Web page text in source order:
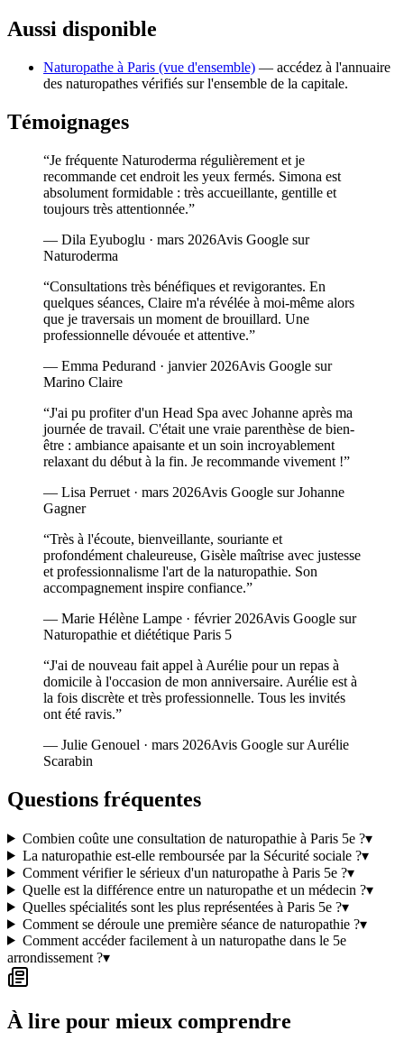
Aussi disponible
Naturopathe à Paris (vue d'ensemble) — accédez à l'annuaire
des naturopathes vérifiés sur l'ensemble de la capitale.
Témoignages
“Je fréquente Naturoderma régulièrement et je
recommande cet endroit les yeux fermés. Simona est
absolument formidable : très accueillante, gentille et
toujours très attentionnée.”
— Dila Eyuboglu · mars 2026Avis Google sur
Naturoderma
“Consultations très bénéfiques et revigorantes. En
quelques séances, Claire m'a révélée à moi-même alors
que je traversais un moment de brouillard. Une
professionnelle dévouée et attentive.”
— Emma Pedurand · janvier 2026Avis Google sur
Marino Claire
“J'ai pu profiter d'un Head Spa avec Johanne après ma
journée de travail. C'était une vraie parenthèse de bien-
être : ambiance apaisante et un soin incroyablement
relaxant du début à la fin. Je recommande vivement !”
— Lisa Perruet · mars 2026Avis Google sur Johanne
Gagner
“Très à l'écoute, bienveillante, souriante et
profondément chaleureuse, Gisèle maîtrise avec justesse
et professionnalisme l'art de la naturopathie. Son
accompagnement inspire confiance.”
— Marie Hélène Lampe · février 2026Avis Google sur
Naturopathie et diététique Paris 5
“J'ai de nouveau fait appel à Aurélie pour un repas à
domicile à l'occasion de mon anniversaire. Aurélie est à
la fois discrète et très professionnelle. Tous les invités
ont été ravis.”
— Julie Genouel · mars 2026Avis Google sur Aurélie
Scarabin
Questions fréquentes
Combien coûte une consultation de naturopathie à Paris 5e ?▾
La naturopathie est-elle remboursée par la Sécurité sociale ?▾
Comment vérifier le sérieux d'un naturopathe à Paris 5e ?▾
Quelle est la différence entre un naturopathe et un médecin ?▾
Quelles spécialités sont les plus représentées à Paris 5e ?▾
Comment se déroule une première séance de naturopathie ?▾
Comment accéder facilement à un naturopathe dans le 5e
arrondissement ?▾
À lire pour mieux comprendre